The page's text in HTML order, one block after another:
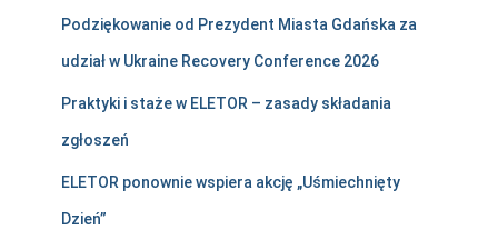
Podziękowanie od Prezydent Miasta Gdańska za
udział w Ukraine Recovery Conference 2026
Praktyki i staże w ELETOR – zasady składania
zgłoszeń
ELETOR ponownie wspiera akcję „Uśmiechnięty
Dzień”